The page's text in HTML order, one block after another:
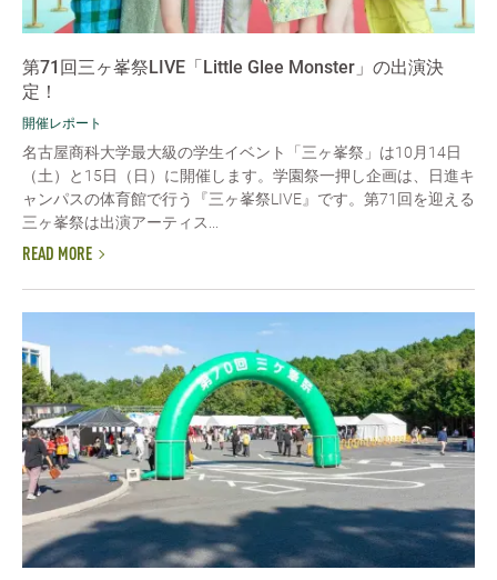
第71回三ヶ峯祭LIVE「Little Glee Monster」の出演決
定！
開催レポート
名古屋商科大学最大級の学生イベント「三ヶ峯祭」は10月14日
（土）と15日（日）に開催します。学園祭一押し企画は、日進キ
ャンパスの体育館で行う『三ヶ峯祭LIVE』です。第71回を迎える
三ヶ峯祭は出演アーティス...
READ MORE